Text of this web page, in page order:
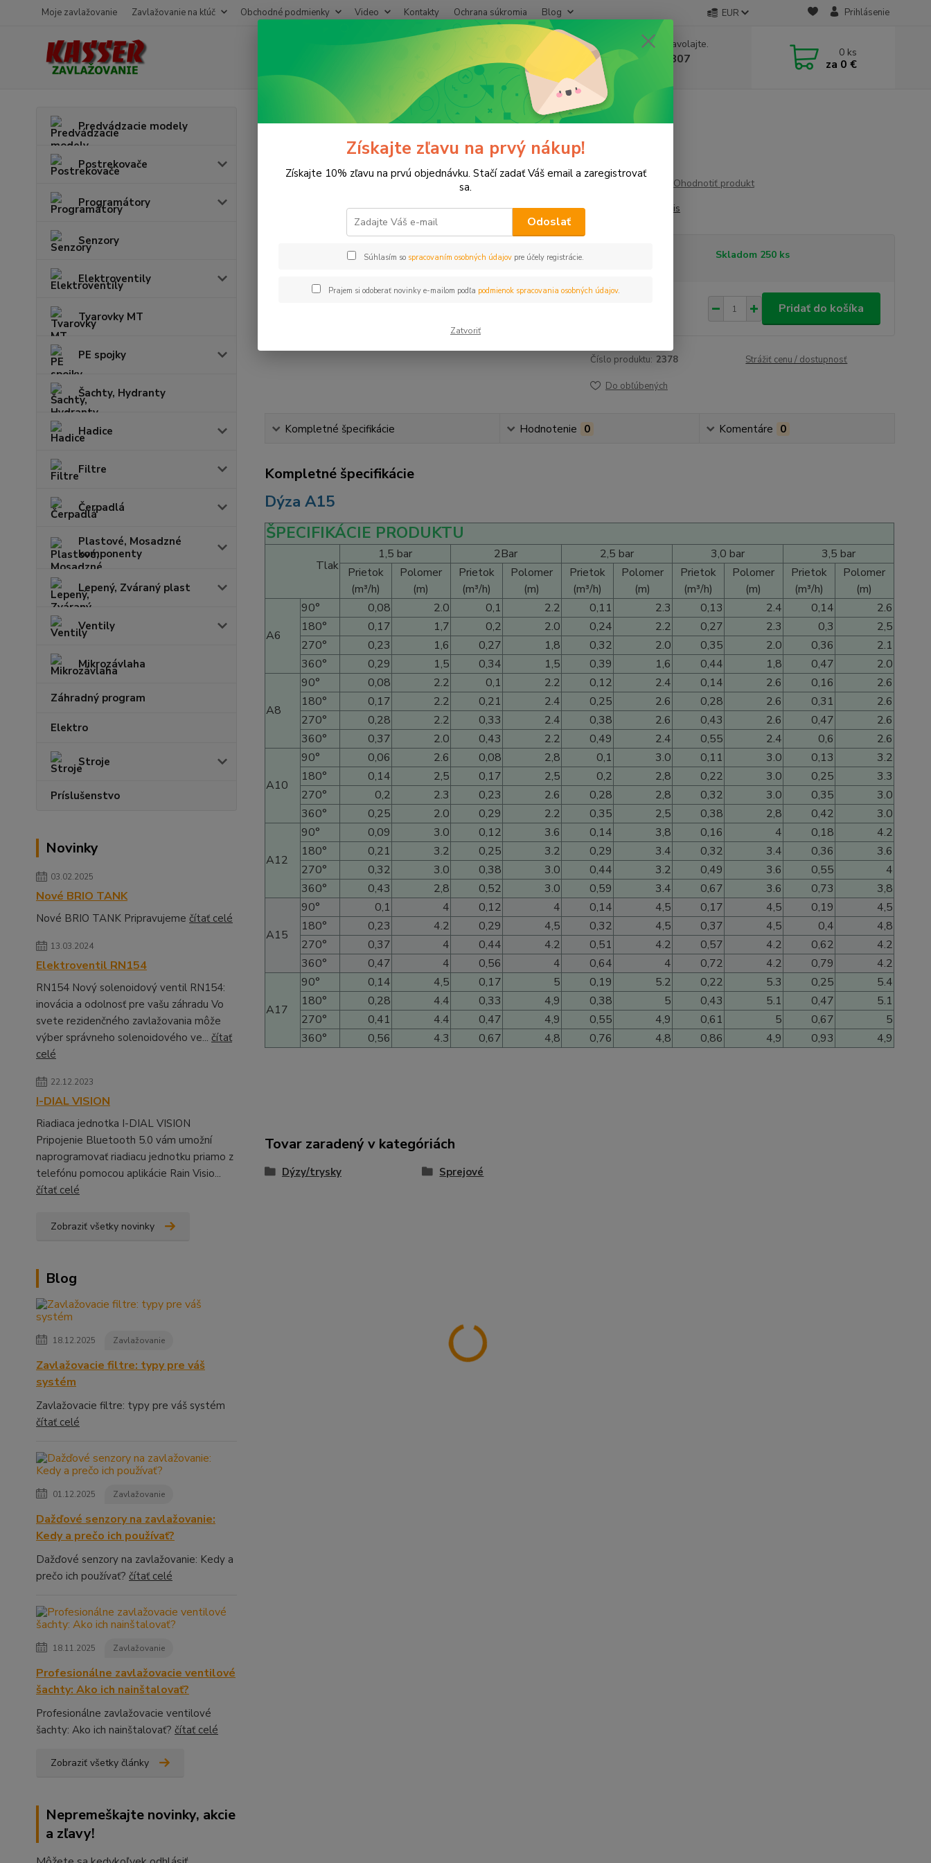
Moje zavlažovanie Zavlažovanie na kľúč Obchodné podmienky Video Kontakty Ochrana súkromia Blog EUR Prihlásenie
Neviete si rady? Zavolajte.
+421 911 131 807
(Po-Pia, 8-17 hod.)
0 ks
za 0 €
Predvádzacie modely
Postrekovače
Programátory
Senzory
Elektroventily
Tvarovky MT
PE spojky
Šachty, Hydranty
Hadice
Filtre
Čerpadlá
Plastové, Mosadzné
komponenty
Lepený, Zváraný plast
Ventily
Mikrozávlaha
Záhradný program
Elektro
Stroje
Príslušenstvo
Novinky
03.02.2025
Nové BRIO TANK
Nové BRIO TANK Pripravujeme čítať celé
13.03.2024
Elektroventil RN154
RN154 Nový solenoidový ventil RN154:
inovácia a odolnosť pre vašu záhradu Vo
svete rezidenčného zavlažovania môže
výber správneho solenoidového ve... čítať
celé
22.12.2023
I-DIAL VISION
Riadiaca jednotka I-DIAL VISION
Pripojenie Bluetooth 5.0 vám umožní
naprogramovať riadiacu jednotku priamo z
telefónu pomocou aplikácie Rain Visio...
čítať celé
Zobraziť všetky novinky
Blog
18.12.2025 Zavlažovanie
Zavlažovacie filtre: typy pre váš
systém
Zavlažovacie filtre: typy pre váš systém
čítať celé
01.12.2025 Zavlažovanie
Dažďové senzory na zavlažovanie:
Kedy a prečo ich používať?
Dažďové senzory na zavlažovanie: Kedy a
prečo ich používať? čítať celé
18.11.2025 Zavlažovanie
Profesionálne zavlažovacie ventilové
šachty: Ako ich nainštalovať?
Profesionálne zavlažovacie ventilové
šachty: Ako ich nainštalovať? čítať celé
Zobraziť všetky články
Nepremeškajte novinky, akcie
a zľavy!
Dýza A15
Dýza A15
Ohodnotiť produkt
celý popis
Skladom 250 ks
Pridať do košíka
Číslo produktu: 2378 Strážiť cenu / dostupnosť
Do obľúbených
Kompletné špecifikácie Hodnotenie 0 Komentáre 0
Kompletné špecifikácie
Dýza A15
ŠPECIFIKÁCIE PRODUKTU
Tlak
1,5 bar 2Bar 2,5 bar 3,0 bar
3,5 bar
Prietok
(m³/h)
Polomer
(m)
Prietok
(m³/h)
Polomer
(m)
Prietok
(m³/h)
Polomer
(m)
Prietok
(m³/h)
Polomer
(m)
Prietok
(m³/h)
Polomer
(m)
A6
90° 0,08 2.0 0,1 2.2 0,11 2.3 0,13 2.4 0,14
2.6
180°
0,17 1,7 0,2 2.0 0,24 2.2 0,27 2.3 0,3
2,5
270°
0,23 1,6 0,27 1,8 0,32 2.0 0,35 2.0 0,36
2.1
360°
0,29 1,5 0,34 1,5 0,39 1,6 0,44 1,8 0,47 2.0
A8
90° 0,08 2.2 0,1 2.2 0,12 2.4 0,14 2.6 0,16
2.6
180°
0,17 2.2 0,21 2.4 0,25 2.6 0,28 2.6 0,31
2.6
270°
0,28 2.2 0,33 2.4 0,38 2.6 0,43 2.6 0,47
2.6
360°
0,37 2.0 0,43 2.2 0,49 2.4 0,55 2.4 0,6 2.6
A10
90° 0,06 2.6 0,08 2,8 0,1 3.0 0,11 3.0 0,13
3.2
180°
0,14 2,5 0,17 2,5 0,2 2,8 0,22 3.0 0,25
3.3
270°
0,2 2.3 0,23 2.6 0,28 2,8 0,32 3.0 0,35
3.0
360°
0,25 2.0 0,29 2.2 0,35 2,5 0,38 2,8 0,42 3.0
A12
90° 0,09 3.0 0,12 3.6 0,14 3,8 0,16 4 0,18
4.2
180°
0,21 3.2 0,25 3.2 0,29 3.4 0,32 3.4 0,36
3.6
270°
0,32 3.0 0,38 3.0 0,44 3.2 0,49 3.6 0,55
4
360°
0,43 2,8 0,52 3.0 0,59 3.4 0,67 3.6 0,73 3,8
A15
90° 0,1 4 0,12 4 0,14 4,5 0,17 4,5 0,19
4,5
180°
0,23 4.2 0,29 4,5 0,32 4,5 0,37 4,5 0,4
4,8
270°
0,37 4 0,44 4.2 0,51 4.2 0,57 4.2 0,62
4.2
360°
0,47 4 0,56 4 0,64 4 0,72 4.2 0,79 4.2
A17
90° 0,14 4,5 0,17 5 0,19 5.2 0,22 5.3 0,25
5.4
180°
0,28 4.4 0,33 4,9 0,38 5 0,43 5.1 0,47
5.1
270°
0,41 4.4 0,47 4,9 0,55 4,9 0,61 5 0,67
5
360°
0,56 4.3 0,67 4,8 0,76 4,8 0,86 4,9 0,93 4,9
Tovar zaradený v kategóriách
Dýzy/trysky Sprejové
Získajte zľavu na prvý nákup!
Získajte 10% zľavu na prvú objednávku. Stačí zadať Váš email a zaregistrovať
sa.
Odoslať
Súhlasím so spracovaním osobných údajov pre účely registrácie.
Prajem si odoberať novinky e-mailom podľa podmienok spracovania osobných údajov.
Zatvoriť